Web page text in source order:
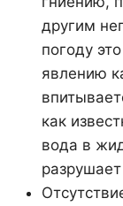
другим
погоду
явлению
как
вода в